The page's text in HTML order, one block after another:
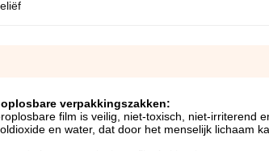
verpakkingszakken:
film is veilig, niet-toxisch, niet-irriterend
en water, dat door het menselijk lichaam